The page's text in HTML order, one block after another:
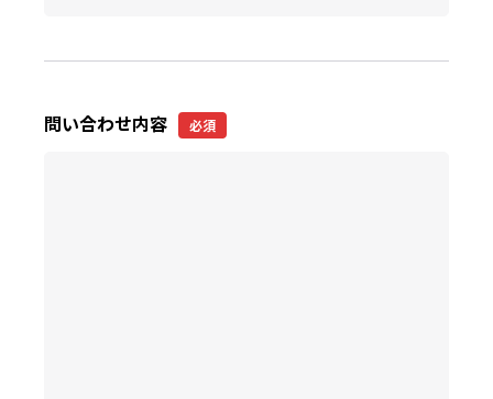
問い合わせ内容 必須